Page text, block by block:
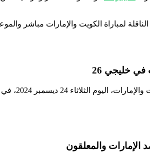
لمباراة الكويت والإمارات مباشر
خليجي 26
من
الإمارات والمعلقون